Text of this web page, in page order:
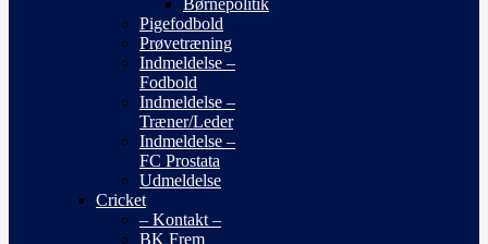
Børnepolitik
Pigefodbold
Prøvetræning
Indmeldelse –
Fodbold
Indmeldelse –
Træner/Leder
Indmeldelse –
FC Prostata
Udmeldelse
Cricket
– Kontakt –
BK Frem